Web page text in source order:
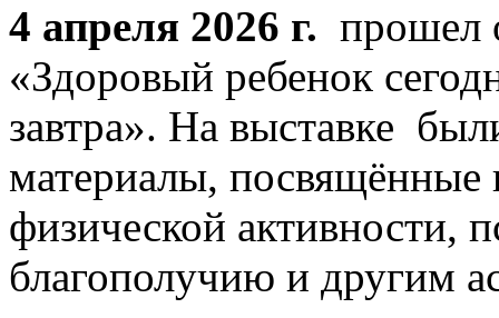
4 апреля 2026 г. прошел
«Здоровый ребенок
завтра». На выставке
материалы,
физической активности,
благополучию и другим